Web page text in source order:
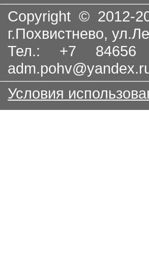
Copyright © 2012-
г.Похвистнево,
Тел.: +7
Условия